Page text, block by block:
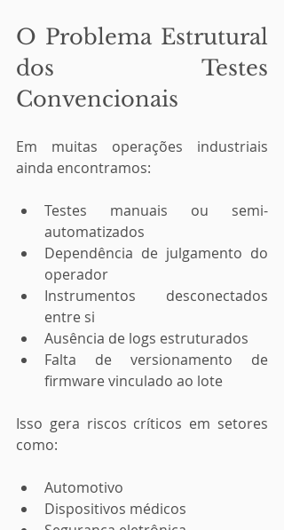
O Problema Estrutural
dos Testes
Convencionais
Em muitas operações industriais
ainda encontramos:
Testes manuais ou semi-
automatizados
Dependência de julgamento do
operador
Instrumentos desconectados
entre si
Ausência de logs estruturados
Falta de versionamento de
firmware vinculado ao lote
Isso gera riscos críticos em setores
como:
Automotivo
Dispositivos médicos